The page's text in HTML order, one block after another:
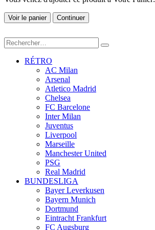
Voir le panier Continuer
RÉTRO
AC Milan
Arsenal
Atletico Madrid
Chelsea
FC Barcelone
Inter Milan
Juventus
Liverpool
Marseille
Manchester United
PSG
Real Madrid
BUNDESLIGA
Bayer Leverkusen
Bayern Munich
Dortmund
Eintracht Frankfurt
FC Augsburg